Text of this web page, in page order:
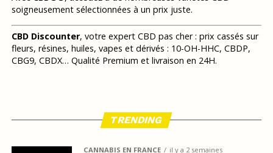
soigneusement sélectionnées à un prix juste.
CBD Discounter, votre expert CBD pas cher : prix cassés sur
fleurs, résines, huiles, vapes et dérivés : 10-OH-HHC, CBDP,
CBG9, CBDX… Qualité Premium et livraison en 24H.
TRENDING
CANNABIS EN FRANCE il y a 2 semaines